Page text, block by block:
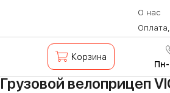
О нас
Корзина
Пн-
Грузовой велоприцеп